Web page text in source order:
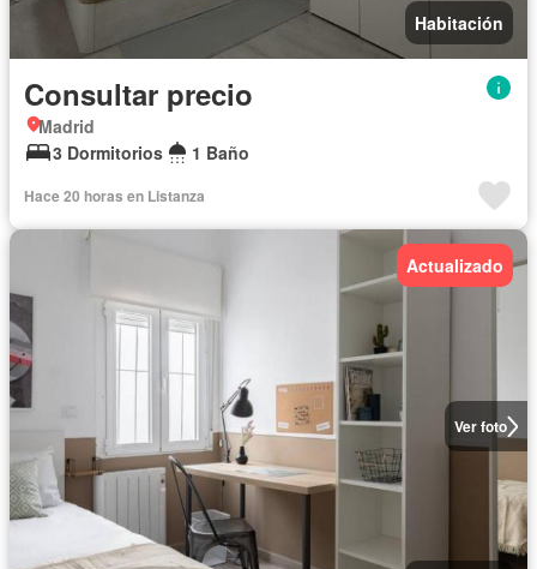
Habitación
Consultar precio
Madrid
3 Dormitorios
1 Baño
Hace 20 horas en Listanza
Ver foto
Actualizado